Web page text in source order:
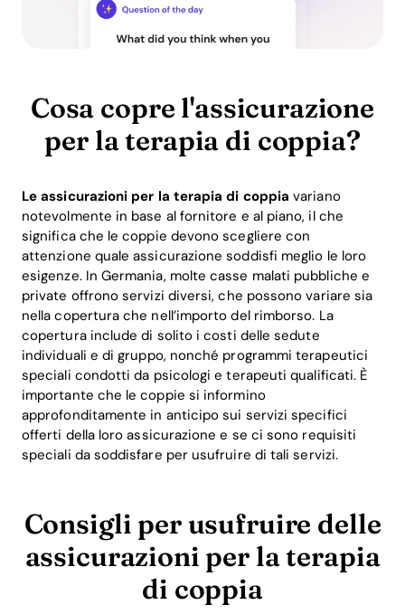
Cosa copre l'assicurazione
per la terapia di coppia?
Le assicurazioni per la terapia di coppia variano
notevolmente in base al fornitore e al piano, il che
significa che le coppie devono scegliere con
attenzione quale assicurazione soddisfi meglio le loro
esigenze. In Germania, molte casse malati pubbliche e
private offrono servizi diversi, che possono variare sia
nella copertura che nell’importo del rimborso. La
copertura include di solito i costi delle sedute
individuali e di gruppo, nonché programmi terapeutici
speciali condotti da psicologi e terapeuti qualificati. È
importante che le coppie si informino
approfonditamente in anticipo sui servizi specifici
offerti della loro assicurazione e se ci sono requisiti
speciali da soddisfare per usufruire di tali servizi.
Consigli per usufruire delle
assicurazioni per la terapia
di coppia